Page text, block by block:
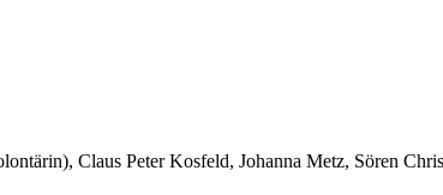
Claus Peter Kosfeld, Johanna Metz, Sören